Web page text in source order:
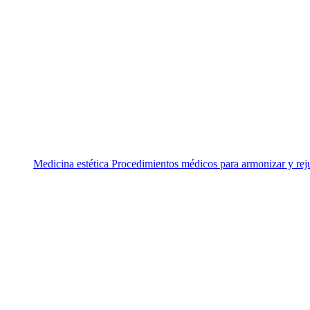
Medicina estética Procedimientos médicos para armonizar y